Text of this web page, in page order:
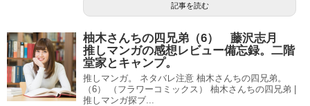
記事を読む
柚木さんちの四兄弟（6） 藤沢志月
推しマンガの感想レビュー備忘録。二階
堂家とキャンプ。
推しマンガ。 ネタバレ注意 柚木さんちの四兄弟。
（6） （フラワーコミックス） 柚木さんちの四兄弟 |
推しマンガ探ブ...